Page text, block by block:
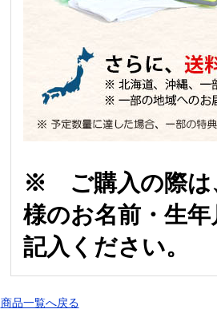
※ ご購入の際は
様のお名前・生
記入ください。
商品一覧へ戻る